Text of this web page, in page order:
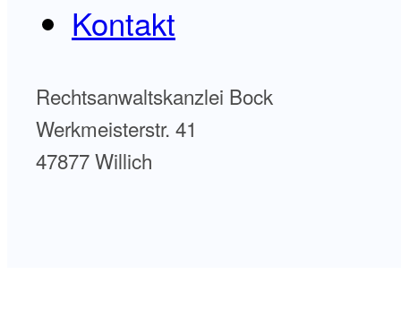
Kontakt
Rechtsanwaltskanzlei Bock
Werkmeisterstr. 41
47877 Willich